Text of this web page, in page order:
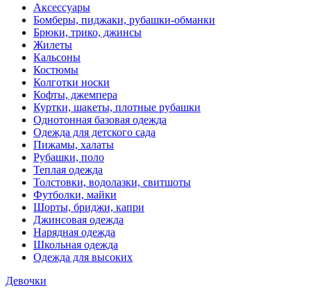
Аксессуары
Бомберы, пиджаки, рубашки-обманки
Брюки, трико, джинсы
Жилеты
Кальсоны
Костюмы
Колготки носки
Кофты, джемпера
Куртки, шакеты, плотные рубашки
Однотонная базовая одежда
Одежда для детского сада
Пижамы, халаты
Рубашки, поло
Теплая одежда
Толстовки, водолазки, свитшоты
Футболки, майки
Шорты, бриджи, капри
Джинсовая одежда
Нарядная одежда
Школьная одежда
Одежда для высоких
Девочки